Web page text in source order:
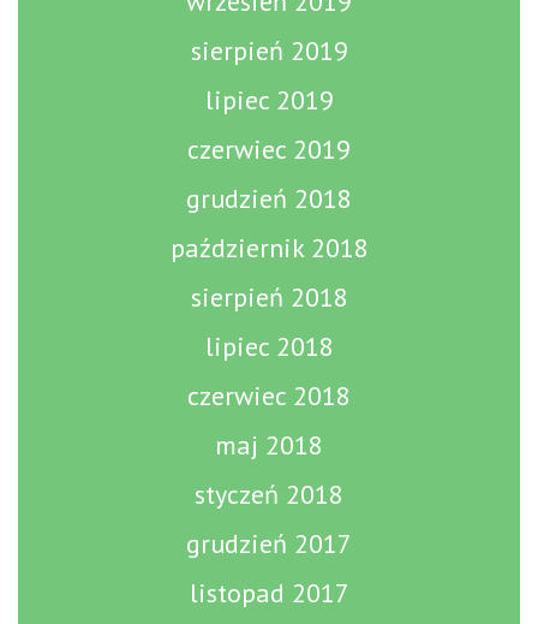
sierpień 2019
lipiec 2019
czerwiec 2019
grudzień 2018
październik 2018
sierpień 2018
lipiec 2018
czerwiec 2018
maj 2018
styczeń 2018
grudzień 2017
listopad 2017